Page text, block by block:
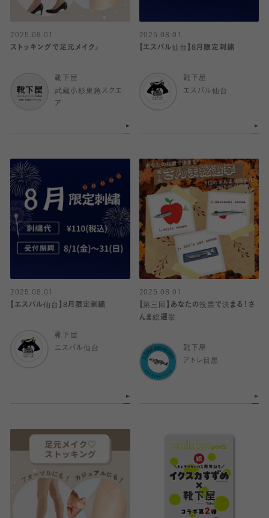
2025.08.01
ストッキングで足元メイク♪
靴下屋
武蔵小杉東急スクエ
ア
2025.08.01
【エスパル仙台】8月限定刺繍
靴下屋
エスパル仙台
2025.08.01
【エスパル仙台】8月限定刺繍
靴下屋
エスパル仙台
2025.08.01
【第三回】あなたの投票で決まる！さ
んま総選挙
靴下屋
アトレ目黒